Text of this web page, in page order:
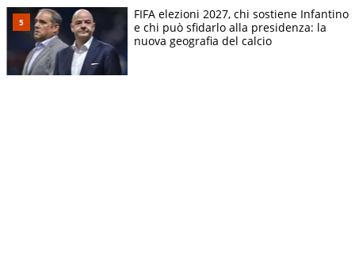
FIFA elezioni 2027, chi sostiene Infantino
e chi può sfidarlo alla presidenza: la
nuova geografia del calcio